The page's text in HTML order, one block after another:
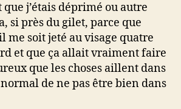
j’étais déprimé ou autre
si près du gilet, parce que
me soit jeté au visage quatre
et que ça allait vraiment faire
que les choses aillent dans
de ne pas être bien dans